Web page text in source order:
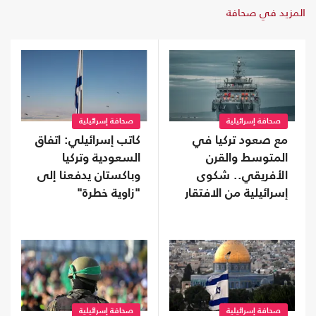
المزيد في صحافة
صحافة إسرائيلية
مع صعود تركيا في
المتوسط والقرن
الأفريقي.. شكوى
إسرائيلية من الافتقار
صحافة إسرائيلية
كاتب إسرائيلي: اتفاق
السعودية وتركيا
وباكستان يدفعنا إلى
"زاوية خطرة"
صحافة إسرائيلية صحافة إسرائيلية